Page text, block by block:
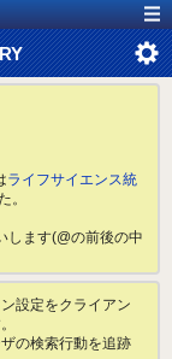
ライフサイエンス統
。
します(@の前後の中
設定をクライアン
の検索行動を追跡